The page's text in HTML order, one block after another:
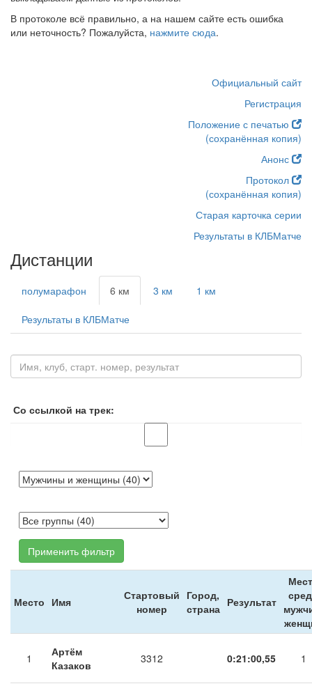
В протоколе всё правильно, а на нашем сайте есть ошибка
или неточность? Пожалуйста, нажмите сюда.
Официальный сайт
Регистрация
Положение с печатью
(сохранённая копия)
Анонс
Протокол
(сохранённая копия)
Старая карточка серии
Результаты в КЛБМатче
Дистанции
полумарафон 6 км 3 км 1 км
Результаты в КЛБМатче
Со ссылкой на трек:
Применить фильтр
Место Имя
Стартовый
номер
Город,
страна Результат
1
Артём
Казаков
3312 0:21:00,55 1